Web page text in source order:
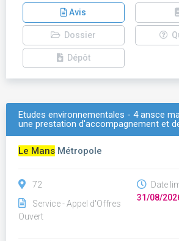
Avis
Dossier
Dépôt
Etudes environnementales - 4 ansce
une prestation d'accompagnement et
Le Mans Métropole
72
Service - Appel d'Offres
Ouvert
Date
31/08/